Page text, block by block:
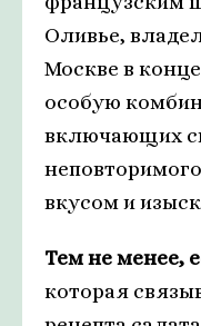
Оливье,
Москве в
особую
включающих
вкусом и
Тем не менее,
которая